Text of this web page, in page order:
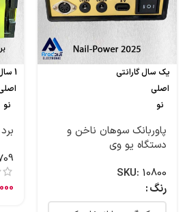
یک سال گارانتی
اصلی
نو
پاوربانک سوهان ناخن و
دستگاه یو وی
SKU: 10800
رنگ
1 سال
نو